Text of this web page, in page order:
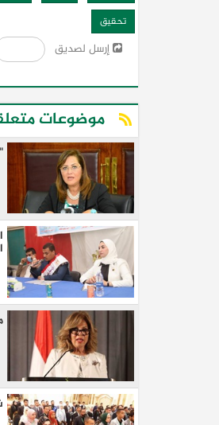
تحقيق
إرسل لصديقFacebook
موضوعات
العائلية